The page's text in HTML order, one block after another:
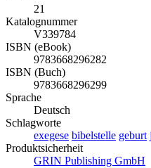
21
Katalognummer
V339784
ISBN (eBook)
9783668296282
ISBN (Buch)
9783668296299
Sprache
Deutsch
Schlagworte
exegese bibelstelle geburt
Produktsicherheit
GRIN Publishing GmbH